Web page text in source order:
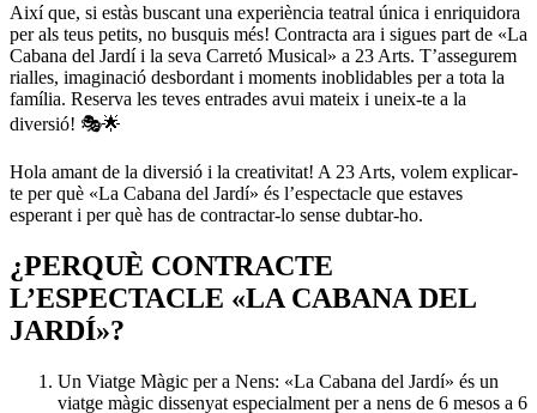
Així que, si estàs buscant una experiència teatral única i enriquidora
per als teus petits, no busquis més! Contracta ara i sigues part de «La
Cabana del Jardí i la seva Carretó Musical» a 23 Arts. T’assegurem
rialles, imaginació desbordant i moments inoblidables per a tota la
família. Reserva les teves entrades avui mateix i uneix-te a la
diversió! 🎭🌟
Hola amant de la diversió i la creativitat! A 23 Arts, volem explicar-
te per què «La Cabana del Jardí» és l’espectacle que estaves
esperant i per què has de contractar-lo sense dubtar-ho.
¿PERQUÈ CONTRACTE
L’ESPECTACLE «LA CABANA DEL
JARDÍ»?
Un Viatge Màgic per a Nens: «La Cabana del Jardí» és un
viatge màgic dissenyat especialment per a nens de 6 mesos a 6